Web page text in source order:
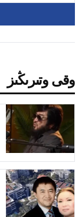
وقى وتىرىڭىز